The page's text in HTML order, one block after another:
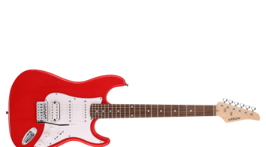
ZVUK
KYTAROVÉ PŘÍSLUŠENSTVÍ